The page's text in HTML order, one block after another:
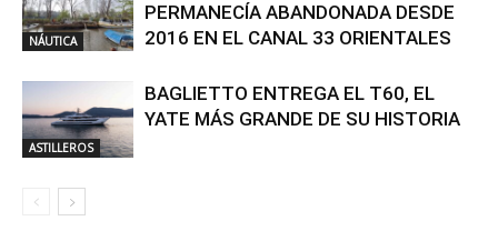
NÁUTICA
PERMANECÍA ABANDONADA DESDE
2016 EN EL CANAL 33 ORIENTALES
ASTILLEROS
BAGLIETTO ENTREGA EL T60, EL
YATE MÁS GRANDE DE SU HISTORIA